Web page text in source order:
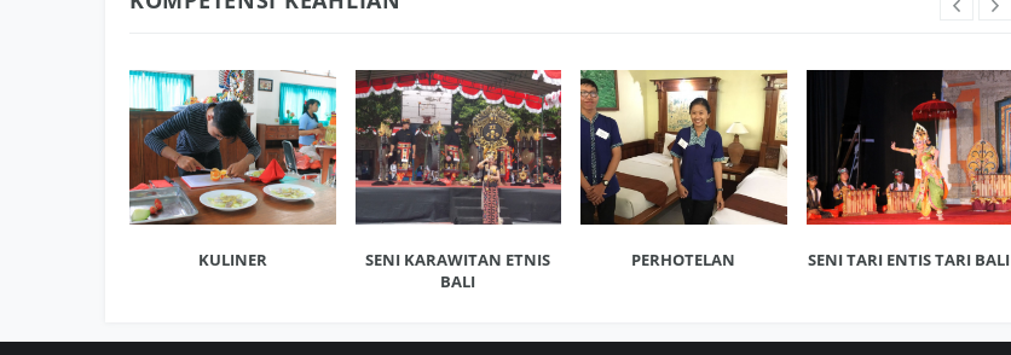
KULINER
SENI KARAWITAN ETNIS
BALI
PERHOTELAN SENI TARI ENTIS TARI BALI